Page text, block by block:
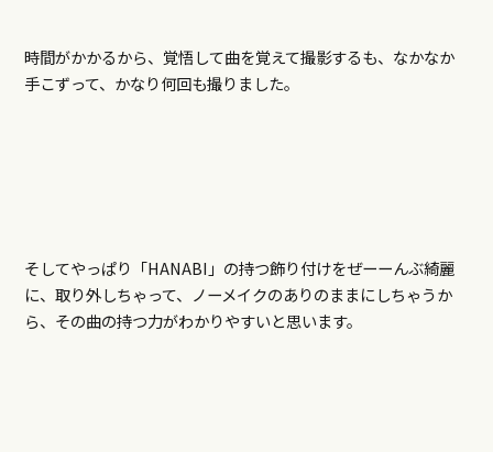
時間がかかるから、覚悟して曲を覚えて撮影するも、なかなか
手こずって、かなり何回も撮りました。
そしてやっぱり「HANABI」の持つ飾り付けをぜーーんぶ綺麗
に、取り外しちゃって、ノーメイクのありのままにしちゃうか
ら、その曲の持つ力がわかりやすいと思います。